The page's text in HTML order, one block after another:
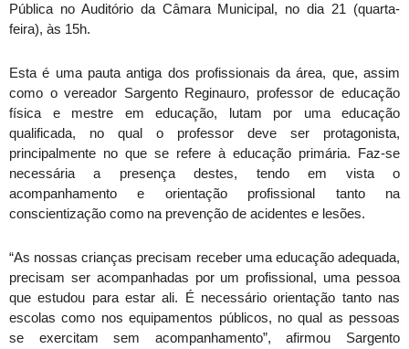
Pública no Auditório da Câmara Municipal, no dia 21 (quarta-
feira), às 15h.
Esta é uma pauta antiga dos profissionais da área, que, assim
como o vereador Sargento Reginauro, professor de educação
física e mestre em educação, lutam por uma educação
qualificada, no qual o professor deve ser protagonista,
principalmente no que se refere à educação primária. Faz-se
necessária a presença destes, tendo em vista o
acompanhamento e orientação profissional tanto na
conscientização como na prevenção de acidentes e lesões.
“As nossas crianças precisam receber uma educação adequada,
precisam ser acompanhadas por um profissional, uma pessoa
que estudou para estar ali. É necessário orientação tanto nas
escolas como nos equipamentos públicos, no qual as pessoas
se exercitam sem acompanhamento”, afirmou Sargento